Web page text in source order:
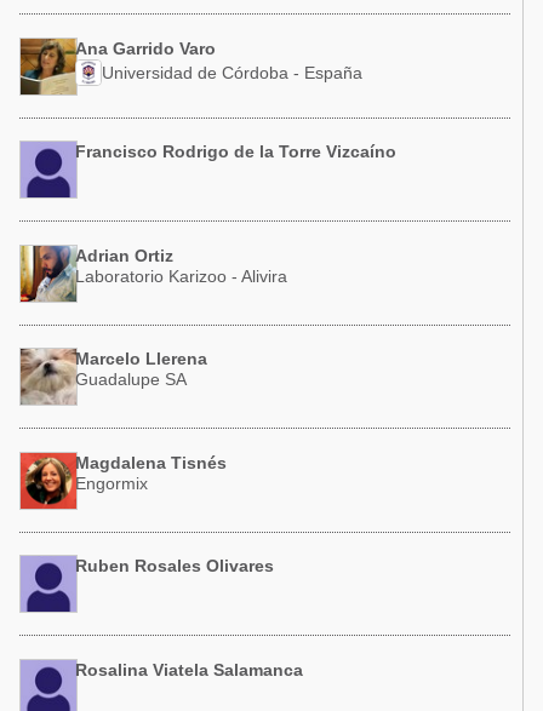
Ana Garrido Varo
Universidad de Córdoba - España
Francisco Rodrigo de la Torre Vizcaíno
Adrian Ortiz
Laboratorio Karizoo - Alivira
Marcelo Llerena
Guadalupe SA
Magdalena Tisnés
Engormix
Ruben Rosales Olivares
Rosalina Viatela Salamanca